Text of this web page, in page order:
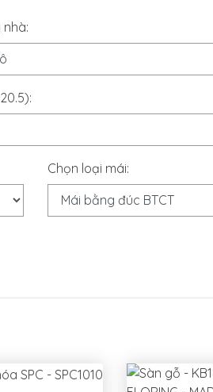
Chọn loại mái: